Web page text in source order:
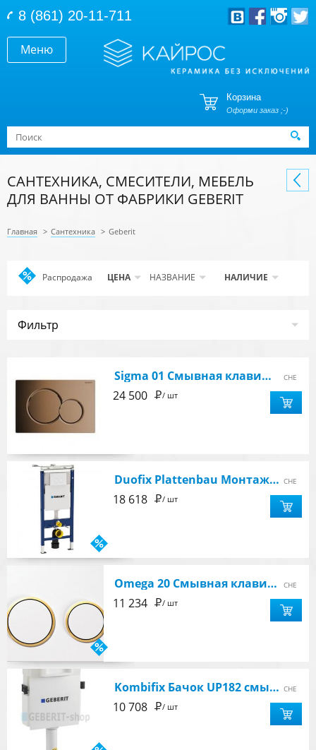
Меню
8 (861) 20-11-711
Корзина
Оформи заказ ;-)
Форма поиска
Поиск
САНТЕХНИКА, СМЕСИТЕЛИ, МЕБЕЛЬ
ДЛЯ ВАННЫ ОТ ФАБРИКИ GEBERIT
Главная > Сантехника > Geberit
Распродажа ApplyЦЕНА НАЗВАНИЕ НАЛИЧИЕ
Фильтр
Sigma 01 Смывная клавиша, цвет латунь CHE
24 500 Р/ шт
Duofix Plattenbau Монтажный элемент с клавишей Delta21 белая,с креплением длиной 50см (458.162.11.1) CHE
18 618 Р/ шт
Omega 20 Смывная клавиша бел/золото/бел CHE
11 234 Р/ шт
Kombifix Бачок UP182 смывной для скрытого монтажа CHE
10 708 Р/ шт